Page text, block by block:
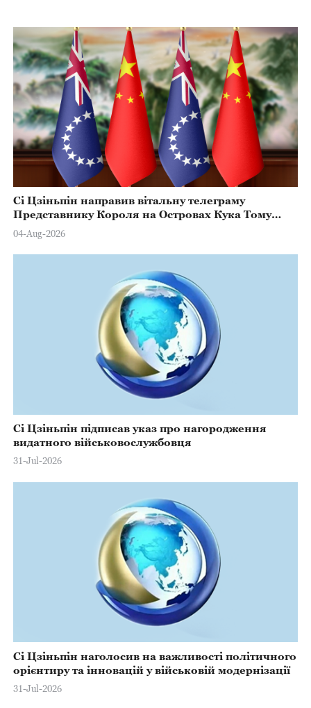
Сі Цзіньпін направив вітальну телеграму
Представнику Короля на Островах Кука Тому
Марстерсу з нагоди Дня Конституції
04-Aug-2026
Сі Цзіньпін підписав указ про нагородження
видатного військовослужбовця
31-Jul-2026
Сі Цзіньпін наголосив на важливості політичного
орієнтиру та інновацій у військовій модернізації
31-Jul-2026